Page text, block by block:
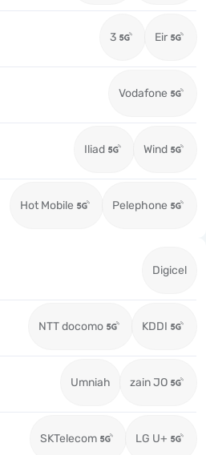
3 Eir
Vodafone
Iliad Wind
Hot Mobile Pelephone
Digicel
NTT docomo KDDI
Umniah zain JO
SKTelecom LG U+